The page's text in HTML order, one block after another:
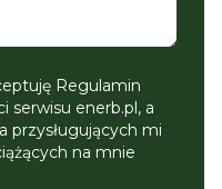
Regulamin
serwisu enerb.pl, a
przysługujących mi
na mnie